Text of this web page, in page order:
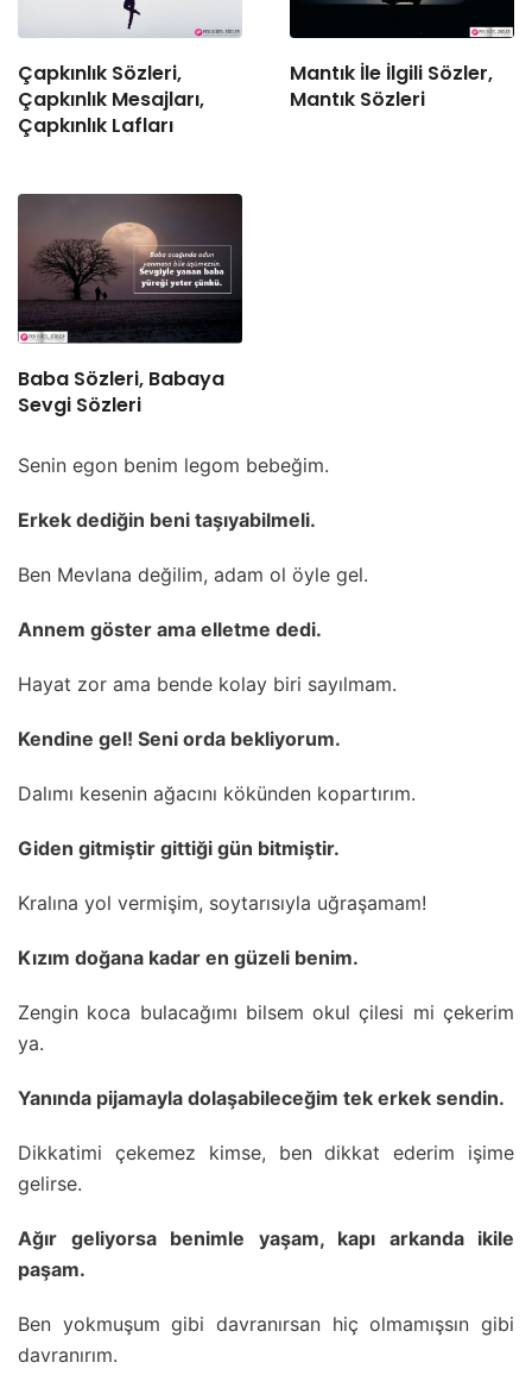
Çapkınlık Sözleri,
Çapkınlık Mesajları,
Çapkınlık Lafları
Mantık İle İlgili Sözler,
Mantık Sözleri
Baba Sözleri, Babaya
Sevgi Sözleri
Senin egon benim legom bebeğim.
Erkek dediğin beni taşıyabilmeli.
Ben Mevlana değilim, adam ol öyle gel.
Annem göster ama elletme dedi.
Hayat zor ama bende kolay biri sayılmam.
Kendine gel! Seni orda bekliyorum.
Dalımı kesenin ağacını kökünden kopartırım.
Giden gitmiştir gittiği gün bitmiştir.
Kralına yol vermişim, soytarısıyla uğraşamam!
Kızım doğana kadar en güzeli benim.
Zengin koca bulacağımı bilsem okul çilesi mi çekerim
ya.
Yanında pijamayla dolaşabileceğim tek erkek sendin.
Dikkatimi çekemez kimse, ben dikkat ederim işime
gelirse.
Ağır geliyorsa benimle yaşam, kapı arkanda ikile
paşam.
Ben yokmuşum gibi davranırsan hiç olmamışsın gibi
davranırım.